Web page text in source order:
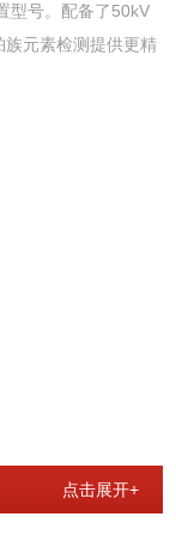
型号。配备了50kV
元素检测提供更精
点击展开+